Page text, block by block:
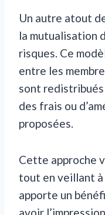
Un autre atout
la mutualisation
risques. Ce
entre les
sont
des frais ou
proposées.
Cette approche
tout en veillant
apporte un
avoir